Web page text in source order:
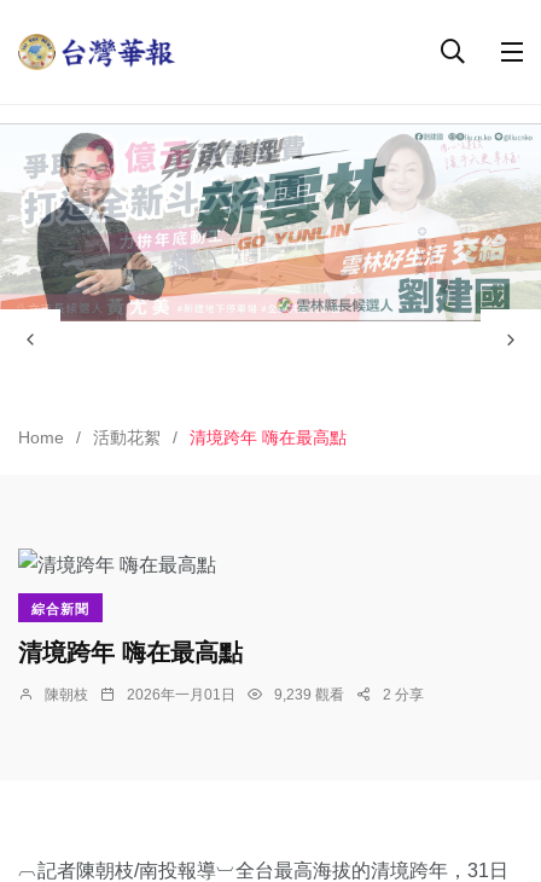
Home 活動花絮 清境跨年 嗨在最高點
綜合新聞
清境跨年 嗨在最高點
陳朝枝 2026年一月01日 9,239 觀看 2 分享
︹記者陳朝枝/南投報導︺全台最高海拔的清境跨年，31日